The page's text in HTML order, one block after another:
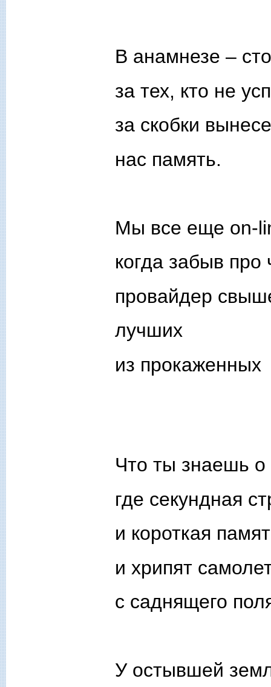
В анамнезе –
за тех, кто не
за скобки
нас память.
Мы все еще on-
когда забыв
провайдер
лучших
из прокаженных
Что ты знаешь о
где секундная
и короткая
и хрипят
с саднящего
У остывшей